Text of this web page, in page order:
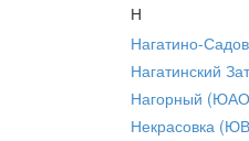
Н
Нагатино-
Нагатинский
Нагорный
Некрасовка